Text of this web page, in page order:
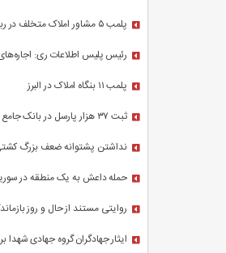
پلمب ۵ مشاور املاک متخلف در رباط‌کریم
رئیس پلیس اطلاعات ری:
پلمب ۱۱ بنگاه املاک در البرز
ثبت ۳۷ هزار پارسل در بانک جامع املاک ملارد/ پایان ۱۱ سال توقف ممیزی
نداشتن پشتوانه ضعف بزرگ
نکند
حمله داعش به یک منطقه در
روایتی مستند از حال و روز
ایثار جهادگران گروه جهادی